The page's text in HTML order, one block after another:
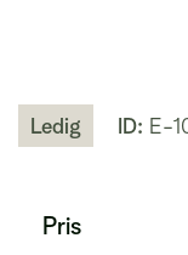
Ledig ID: E-
Pris